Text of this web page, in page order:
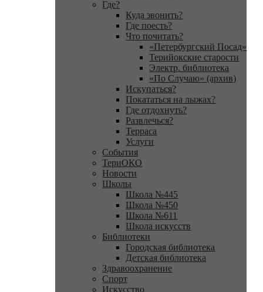
Где?
Куда звонить?
Где поесть?
Что почитать?
«Петербургский Посад»
Терийокские старости
Электр. библиотека
«По Случаю» (архив)
Искупаться?
Покататься на лыжах?
Где отдохнуть?
Развлечься?
Терраса
Услуги
События
ТериОКО
Новости
Школы
Школа №445
Школа №450
Школа №611
Школа искусств
Библиотеки
Городская библиотека
Детская библиотека
Здравоохранение
Спорт
Искусство